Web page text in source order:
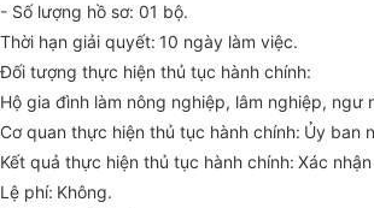
- Số lượng hồ sơ: 01 bộ.
Thời hạn giải quyết: 10 ngày làm việc.
Đối tượng thực hiện thủ tục hành chính:
Hộ gia đình làm nông nghiệp, lâm nghiệp,
Cơ quan thực hiện thủ tục hành chính: Ủy ban
Kết quả thực hiện thủ tục hành chính: Xác
Lệ phí: Không.